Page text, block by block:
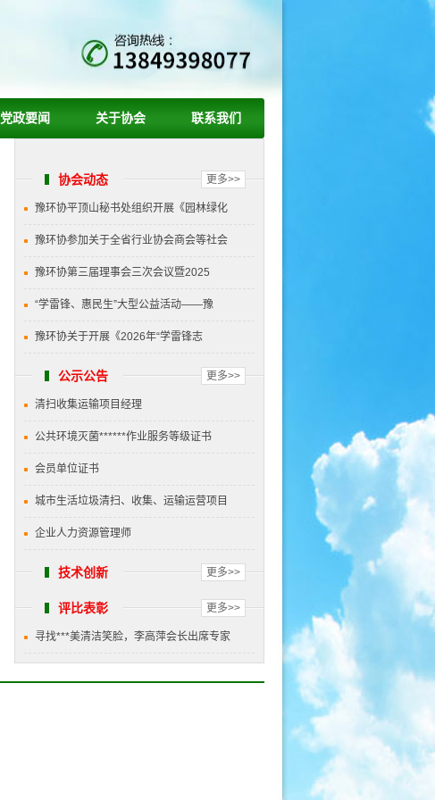
党政要闻 关于协会 联系我们
更多>>
协会动态
豫环协平顶山秘书处组织开展《园林绿化
豫环协参加关于全省行业协会商会等社会
豫环协第三届理事会三次会议暨2025
“学雷锋、惠民生”大型公益活动——豫
豫环协关于开展《2026年“学雷锋志
更多>>
公示公告
清扫收集运输项目经理
公共环境灭菌******作业服务等级证书
会员单位证书
城市生活垃圾清扫、收集、运输运营项目
企业人力资源管理师
更多>>
技术创新
更多>>
评比表彰
寻找***美清洁笑脸，李高萍会长出席专家